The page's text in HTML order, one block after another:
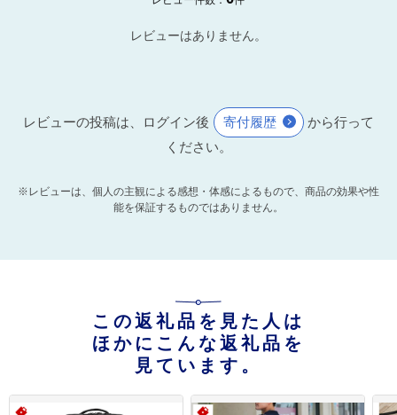
レビューはありません。
レビューの投稿は、ログイン後 寄付履歴
から行って
ください。
※レビューは、個人の主観による感想・体感によるもので、商品の効果や性
能を保証するものではありません。
この返礼品を見た人は
ほかにこんな返礼品を
見ています。